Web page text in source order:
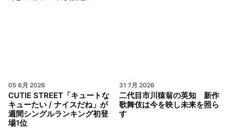
05 6月 2026
CUTIE STREET「キュートな
キューたい / ナイスだね」が
週間シングルランキング初登
場1位
31 7月 2026
二代目市川猿翁の英知 新作
歌舞伎は今を映し未来を照ら
す